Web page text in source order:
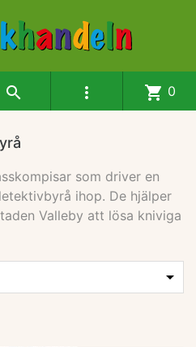
  shopping_cart 0
som driver en
ihop. De hjälper
Valleby att lösa kniviga
